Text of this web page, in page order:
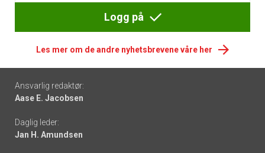
Logg på
Les mer om de andre nyhetsbrevene våre her
Footer
-
links
Ansvarlig redaktør:
Aase E. Jacobsen
Daglig leder:
Jan H. Amundsen